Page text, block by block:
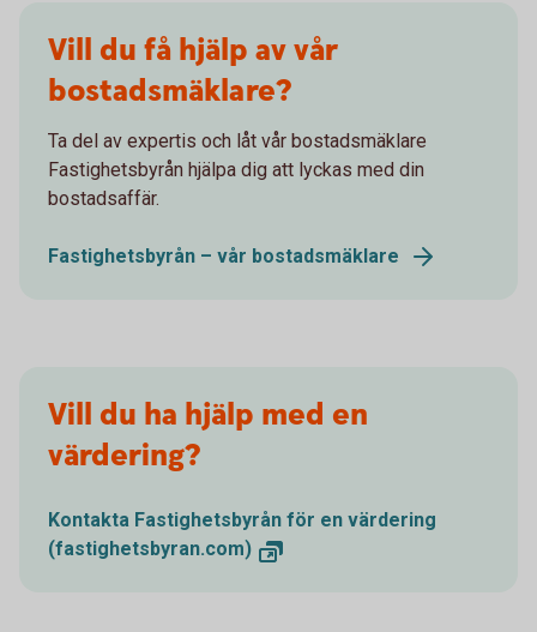
Vill du få hjälp av vår
bostadsmäklare?
Ta del av expertis och låt vår bostadsmäklare
Fastighetsbyrån hjälpa dig att lyckas med din
bostadsaffär.
Fastighetsbyrån – vår bostadsmäklare
Vill du ha hjälp med en
värdering?
Kontakta Fastighetsbyrån för en värdering
(fastighetsbyran.com)